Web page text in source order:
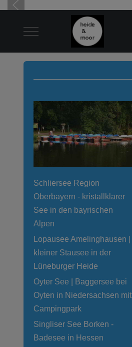
Mobile Menu Toggle
Schliersee Region
Oberbayern - kristallklarer
See in den bayrischen
Alpen
Lopausee Amelinghausen |
kleiner Stausee in der
Lüneburger Heide
Oyter See | Baggersee bei
Oyten in Niedersachsen mit
Campingpark
Singliser See Borken -
Badesee in Hessen